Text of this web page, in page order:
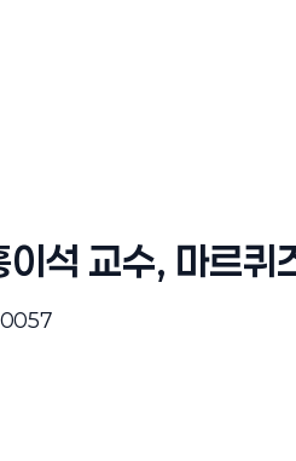
이석 교수, 마르